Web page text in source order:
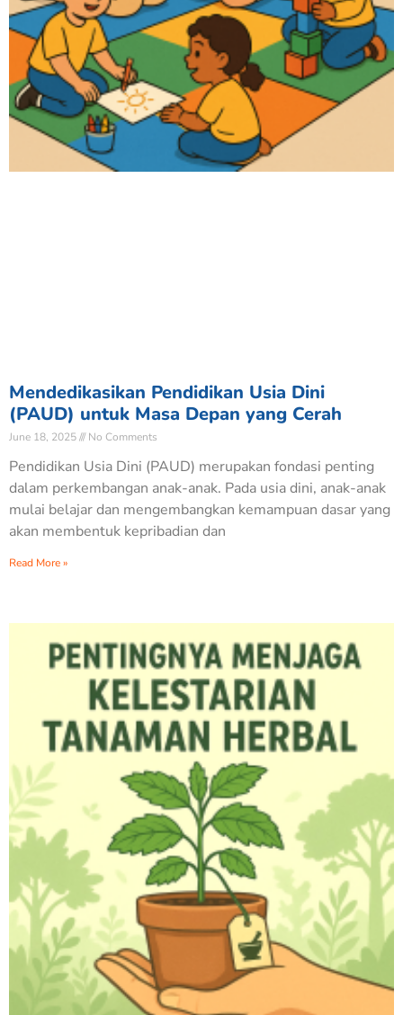
Mendedikasikan Pendidikan Usia Dini
(PAUD) untuk Masa Depan yang Cerah
June 18, 2025 No Comments
Pendidikan Usia Dini (PAUD) merupakan fondasi penting
dalam perkembangan anak-anak. Pada usia dini, anak-anak
mulai belajar dan mengembangkan kemampuan dasar yang
akan membentuk kepribadian dan
Read More »